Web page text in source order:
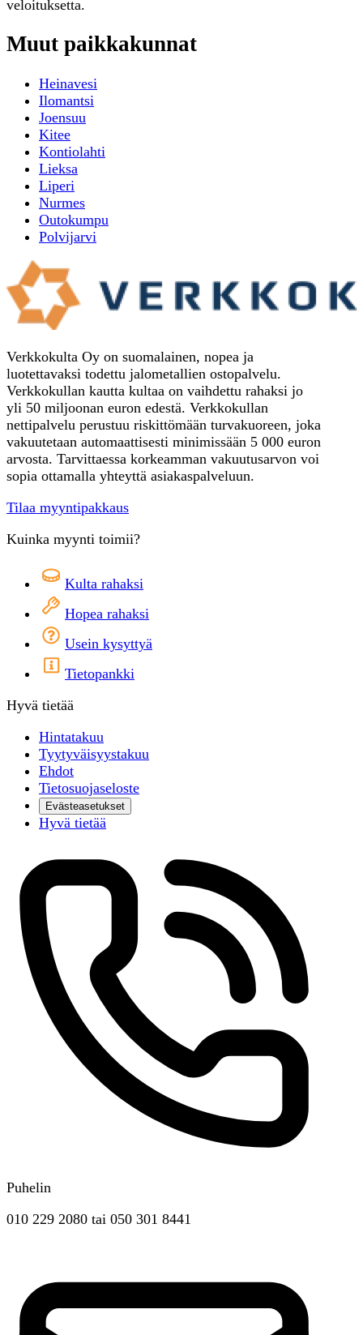
veloituksetta.
Muut paikkakunnat
Heinavesi
Ilomantsi
Joensuu
Kitee
Kontiolahti
Lieksa
Liperi
Nurmes
Outokumpu
Polvijarvi
Verkkokulta Oy on suomalainen, nopea ja
luotettavaksi todettu jalometallien ostopalvelu.
Verkkokullan kautta kultaa on vaihdettu rahaksi jo
yli 50 miljoonan euron edestä. Verkkokullan
nettipalvelu perustuu riskittömään turvakuoreen, joka
vakuutetaan automaattisesti minimissään 5 000 euron
arvosta. Tarvittaessa korkeamman vakuutusarvon voi
sopia ottamalla yhteyttä asiakaspalveluun.
Tilaa myyntipakkaus
Kuinka myynti toimii?
Kulta rahaksi
Hopea rahaksi
Usein kysyttyä
Tietopankki
Hyvä tietää
Hintatakuu
Tyytyväisyystakuu
Ehdot
Tietosuojaseloste
Evästeasetukset
Hyvä tietää
Puhelin
010 229 2080 tai 050 301 8441